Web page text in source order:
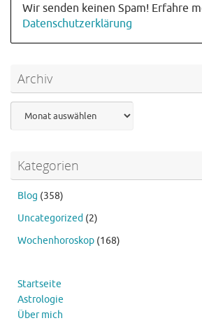
Wir senden keinen Spam! Erfahre
Datenschutzerklärung
Archiv
Kategorien
Blog (358)
Uncategorized (2)
Wochenhoroskop (168)
Startseite
Astrologie
Über mich